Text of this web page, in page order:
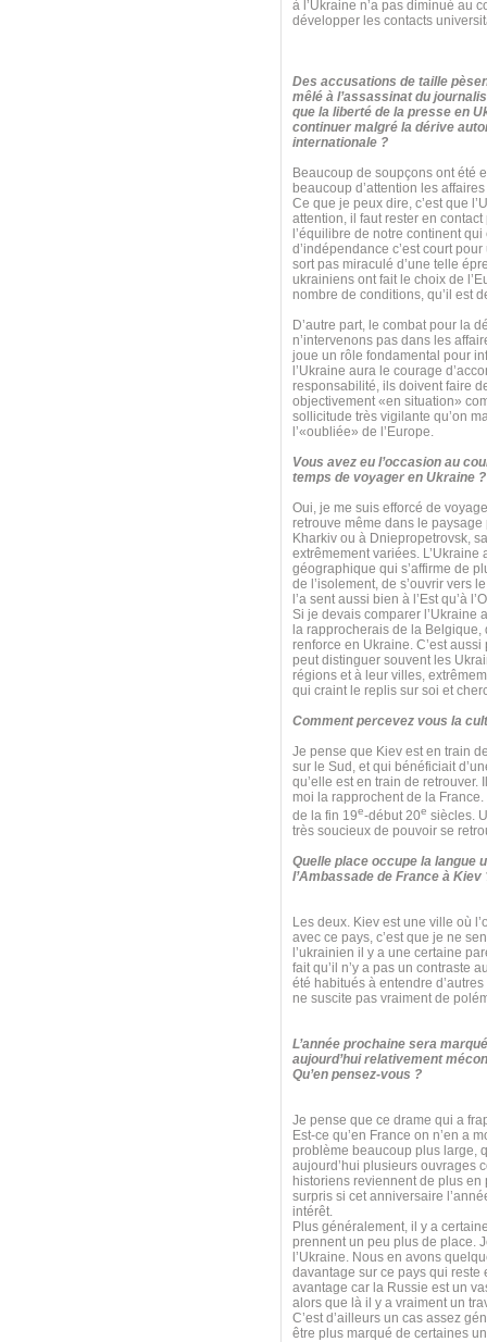
à l’Ukraine n’a pas diminué au
développer les contacts
Des accusations de taille
mêlé à l’assassinat du
que la liberté de la presse en
continuer malgré la dérive
internationale ?
Beaucoup de soupçons ont été
beaucoup d’attention les
Ce que je peux dire, c’est que
attention, il faut rester en
l’équilibre de notre continent
d’indépendance c’est court
sort pas miraculé d’une telle
ukrainiens ont fait le choix de
nombre de conditions, qu’il est
D’autre part, le combat pour la
n’intervenons pas dans les
joue un rôle fondamental pour
l’Ukraine aura le courage
responsabilité, ils doivent faire
objectivement «en situation»
sollicitude très vigilante qu’on
l’«oubliée» de l’Europe.
Vous avez eu l’occasion au
temps de voyager en Ukraine
Oui, je me suis efforcé de
retrouve même dans le paysage
Kharkiv ou à Dniepropetrovsk,
extrêmement variées.
géographique qui s’affirme de
de l’isolement, de s’ouvrir vers
l’a sent aussi bien à l’Est qu’à
Si je devais comparer l’Ukraine
la rapprocherais de la Belgique,
renforce en Ukraine. C’est
peut distinguer souvent les
régions et à leur villes,
qui craint le replis sur soi et
Comment percevez vous la
Je pense que Kiev est en train
sur le Sud, et qui bénéficiait
qu’elle est en train de
moi la rapprochent de la
de la fin 19e-début 20e siècles.
très soucieux de pouvoir se
Quelle place occupe la langue
l’Ambassade de France à Kiev
Les deux. Kiev est une ville où
avec ce pays, c’est que je ne
l’ukrainien il y a une certaine
fait qu’il n’y a pas un contraste
été habitués à entendre
ne suscite pas vraiment de
L’année prochaine sera
aujourd’hui relativement
Qu’en pensez-vous ?
Je pense que ce drame qui a
Est-ce qu’en France on n’en a
problème beaucoup plus large,
aujourd’hui plusieurs ouvrages
historiens reviennent de plus
surpris si cet anniversaire
intérêt.
Plus généralement, il y a
prennent un peu plus de place.
l’Ukraine. Nous en avons
davantage sur ce pays qui reste
avantage car la Russie est un
alors que là il y a vraiment un
C’est d’ailleurs un cas assez
être plus marqué de certaines